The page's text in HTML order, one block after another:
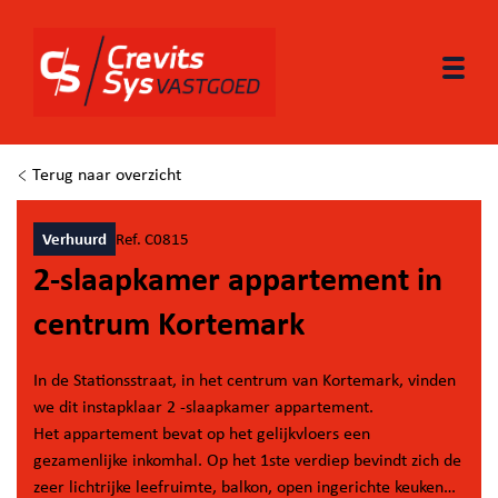
Terug naar overzicht
Verhuurd Ref. C0815
2-slaapkamer appartement in
centrum Kortemark
In de Stationsstraat, in het centrum van Kortemark, vinden
we dit instapklaar 2 -slaapkamer appartement.
Het appartement bevat op het gelijkvloers een
gezamenlijke inkomhal. Op het 1ste verdiep bevindt zich de
zeer lichtrijke leefruimte, balkon, open ingerichte keuken